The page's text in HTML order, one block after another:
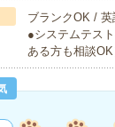
ブランクOK / 英
●システムテス
ある方も相談